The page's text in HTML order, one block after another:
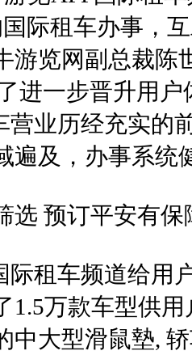
际租车办事，
游览网副总裁陈
进一步晋升用
营业历经充实的
遍及，办事系统
选 预订平安有保
际租车频道给用
1.5万款车型供
中大型滑鼠墊,